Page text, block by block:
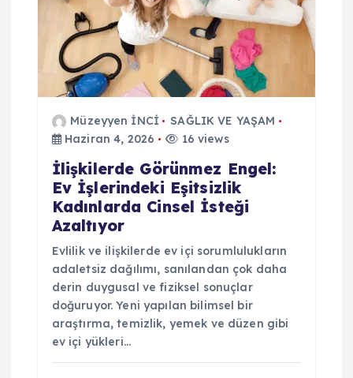
Müzeyyen İNCİ
SAĞLIK VE YAŞAM
Haziran 4, 2026
16 views
İlişkilerde Görünmez Engel:
Ev İşlerindeki Eşitsizlik
Kadınlarda Cinsel İsteği
Azaltıyor
Evlilik ve ilişkilerde ev içi sorumlulukların
adaletsiz dağılımı, sanılandan çok daha
derin duygusal ve fiziksel sonuçlar
doğuruyor. Yeni yapılan bilimsel bir
araştırma, temizlik, yemek ve düzen gibi
ev içi yükleri…